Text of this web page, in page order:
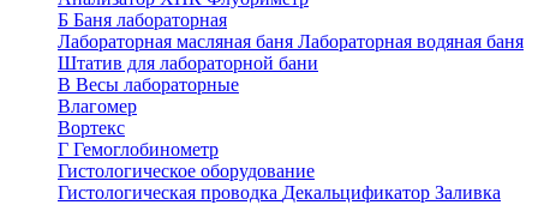
Б Баня лабораторная
Лабораторная масляная баня Лабораторная водяная баня
Штатив для лабораторной бани
В Весы лабораторные
Влагомер
Вортекс
Г Гемоглобинометр
Гистологическое оборудование
Гистологическая проводка Декальцификатор Заливка